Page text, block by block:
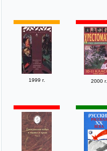
1999 г. 2000 г.